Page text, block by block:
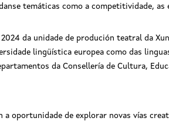
temáticas como a competitividade, as
da unidade de produción teatral da
lingüística europea como das
da Consellería de Cultura,
a oportunidade de explorar novas vías